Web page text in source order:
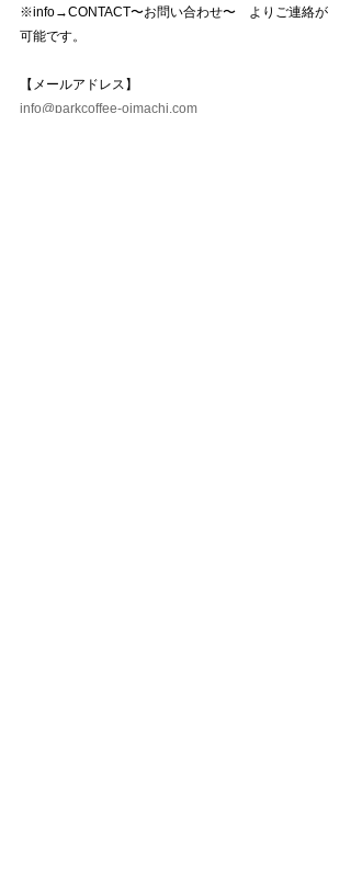
※info→CONTACT〜お問い合わせ〜　よりご連絡が
可能です。
【メールアドレス】
info@parkcoffee-oimachi.com